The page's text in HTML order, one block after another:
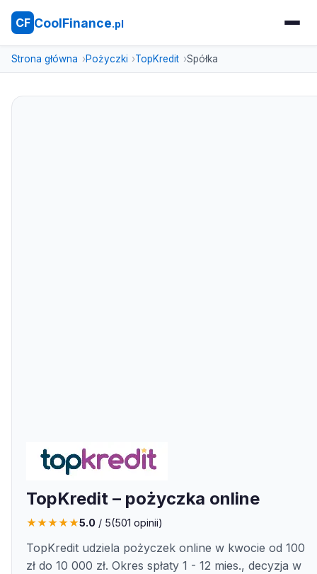
CF CoolFinance.pl
Strona główna Pożyczki TopKredit Spółka
TopKredit – pożyczka online
★★★★★5.0 / 5(501 opinii)
TopKredit udziela pożyczek online w kwocie od 100
zł do 10 000 zł. Okres spłaty 1 - 12 mies., decyzja w